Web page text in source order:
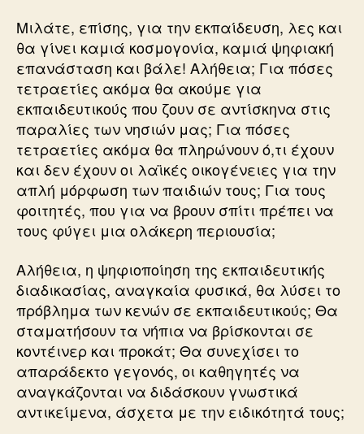
Μιλάτε, επίσης, για την εκπαίδευση, λες και
θα γίνει καμιά κοσμογονία, καμιά ψηφιακή
επανάσταση και βάλε! Αλήθεια; Για πόσες
τετραετίες ακόμα θα ακούμε για
εκπαιδευτικούς που ζουν σε αντίσκηνα στις
παραλίες των νησιών μας; Για πόσες
τετραετίες ακόμα θα πληρώνουν ό,τι έχουν
και δεν έχουν οι λαϊκές οικογένειες για την
απλή μόρφωση των παιδιών τους; Για τους
φοιτητές, που για να βρουν σπίτι πρέπει να
τους φύγει μια ολάκερη περιουσία;
Αλήθεια, η ψηφιοποίηση της εκπαιδευτικής
διαδικασίας, αναγκαία φυσικά, θα λύσει το
πρόβλημα των κενών σε εκπαιδευτικούς; Θα
σταματήσουν τα νήπια να βρίσκονται σε
κοντέινερ και προκάτ; Θα συνεχίσει το
απαράδεκτο γεγονός, οι καθηγητές να
αναγκάζονται να διδάσκουν γνωστικά
αντικείμενα, άσχετα με την ειδικότητά τους;